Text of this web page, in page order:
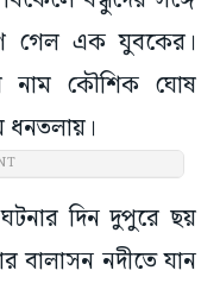
গেল এক যুবকের।
নাম কৌশিক ঘোষ
ধনতলায়।
দিন দুপুরে ছয়
বালাসন নদীতে যান